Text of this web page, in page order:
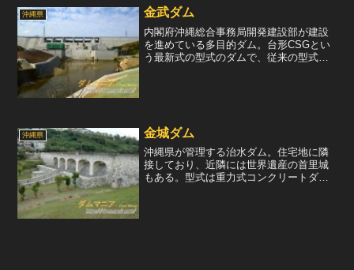
沖縄県 金武ダム
内閣府沖縄総合事務局開発建設部が建設
を進めている多目的ダム。台形CSGとい
う最新式の型式のダムで、従来の型式の
沖縄県 金城ダム
沖縄県が管理する治水ダム。住宅地に隣
接しており、近隣には世界遺産の首里城
もある。型式は重力式コンクリートダム